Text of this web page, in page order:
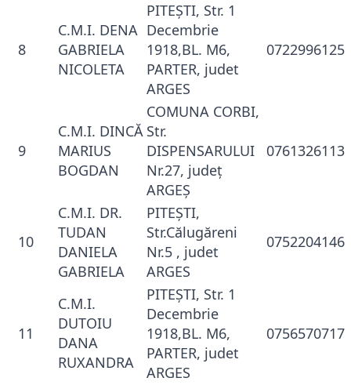
8
C.M.I. DENA
GABRIELA
NICOLETA
PITEŞTI, Str. 1
Decembrie
1918,BL. M6,
PARTER, judet
ARGES
0722996125
9
C.M.I. DINCĂ
MARIUS
BOGDAN
COMUNA CORBI,
Str.
DISPENSARULUI
Nr.27, judeţ
ARGEŞ
0761326113
10
C.M.I. DR.
TUDAN
DANIELA
GABRIELA
PITEŞTI,
Str.Călugăreni
Nr.5 , judet
ARGES
0752204146
11
C.M.I.
DUTOIU
DANA
RUXANDRA
PITEŞTI, Str. 1
Decembrie
1918,BL. M6,
PARTER, judet
ARGES
0756570717